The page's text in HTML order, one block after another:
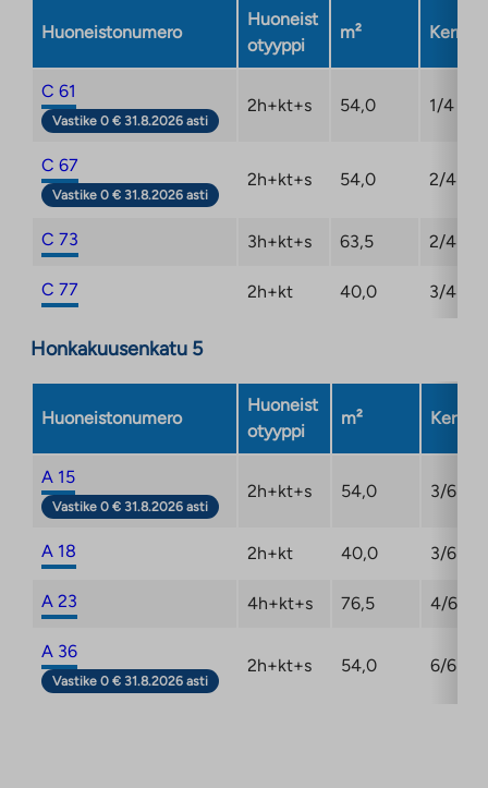
Huoneistonumero
Huoneist
otyyppi
m² Kerros
C 61
Vastike 0 € 31.8.2026 asti
2h+kt+s 54,0 1/4
C 67
Vastike 0 € 31.8.2026 asti
2h+kt+s 54,0 2/4
C 73 3h+kt+s 63,5 2/4
C 77 2h+kt 40,0 3/4
Honkakuusenkatu 5
Huoneistonumero
Huoneist
otyyppi
m² Kerros
A 15
Vastike 0 € 31.8.2026 asti
2h+kt+s 54,0 3/6
A 18 2h+kt 40,0 3/6
A 23 4h+kt+s 76,5 4/6
A 36
Vastike 0 € 31.8.2026 asti
2h+kt+s 54,0 6/6